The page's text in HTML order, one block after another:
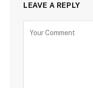
LEAVE A REPLY